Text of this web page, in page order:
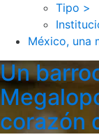
Tipo >
México, una
Un
corazón